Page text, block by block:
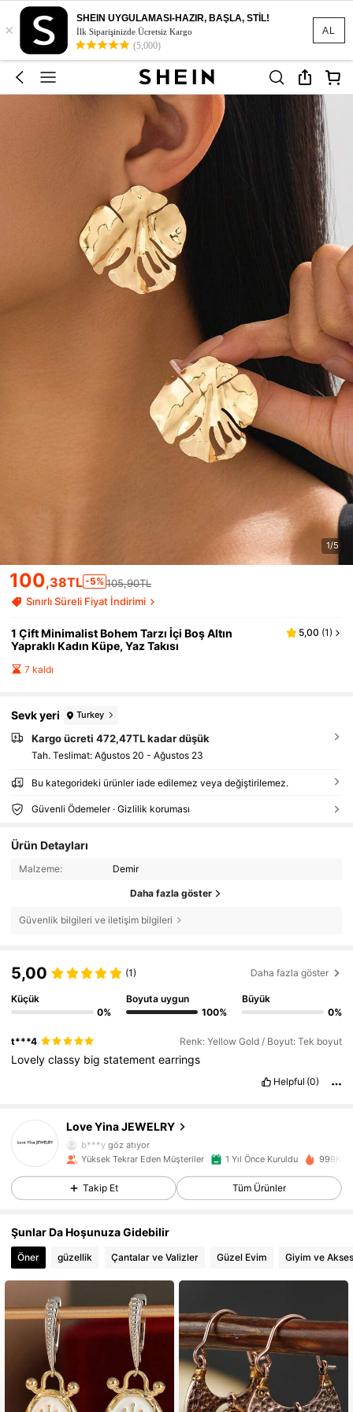
AL
×
SHEIN UYGULAMASI-HAZIR, BAŞLA, STİL!
İlk Siparişinizde Ücretsiz Kargo
(5,000)
1/5
100,38TL -5% 105,90TL
Sınırlı Süreli Fiyat İndirimi
1 Çift Minimalist Bohem Tarzı İçi Boş Altın
Yapraklı Kadın Küpe, Yaz Takısı
5,00 (1)
7 kaldı
Sevk yeri Turkey
Kargo ücreti 472,47TL kadar düşük
Tah. Teslimat: Ağustos 20 - Ağustos 23
Bu kategorideki ürünler iade edilemez veya değiştirilemez.
Güvenli Ödemeler · Gizlilik koruması
Ürün Detayları
Malzeme: Demir
Daha fazla göster
Güvenlik bilgileri ve iletişim bilgileri
5,00 (1) Daha fazla göster
Küçük
0%
Boyuta uygun
100%
Büyük
0%
t***4 Renk: Yellow Gold / Boyut: Tek boyut
Lovelyclassy bigstatementearrings
Helpful (0)
Love Yina JEWELRY
b***ygöz atıyor
4,88
121K Takipçiler
4,88
4,88 121K Takipçiler
4,88 121K Takipçiler
121K Takipçiler
4,88 121K Takipçiler
Yüksek Tekrar Eden Müşteriler 1 Yıl Önce Kuruldu 999K+
Takip Et Tüm Ürünler
Şunlar Da Hoşunuza Gidebilir
Öner güzellik Çantalar ve Valizler Güzel Evim Giyim ve